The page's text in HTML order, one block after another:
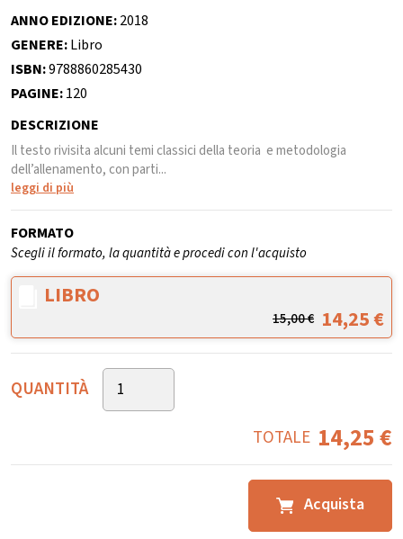
ANNO EDIZIONE:2018
GENERE:Libro
ISBN:9788860285430
PAGINE:120
DESCRIZIONE
Il testo rivisita alcuni temi classici della teoria e metodologia
dell’allenamento, con parti...
leggi di più
FORMATO
Scegli il formato, la quantità e procedi con l'acquisto
LIBRO
15,00€ 14,25€
QUANTITÀ
TOTALE 14,25€
Acquista